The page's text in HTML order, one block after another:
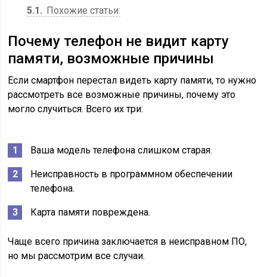
5.1
Похожие статьи:
Почему телефон не видит карту
памяти, возможные причины
Если смартфон перестал видеть карту памяти, то нужно
рассмотреть все возможные причины, почему это
могло случиться. Всего их три:
Ваша модель телефона слишком старая.
Неисправность в программном обеспечении
телефона.
Карта памяти повреждена.
Чаще всего причина заключается в неисправном ПО,
но мы рассмотрим все случаи.